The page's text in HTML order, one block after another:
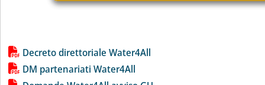
Lista allegati PDF alla notizia
Decreto direttoriale Water4All
DM partenariati Water4All